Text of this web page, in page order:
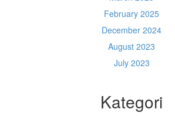
February 2025
December 2024
August 2023
July 2023
Kategori